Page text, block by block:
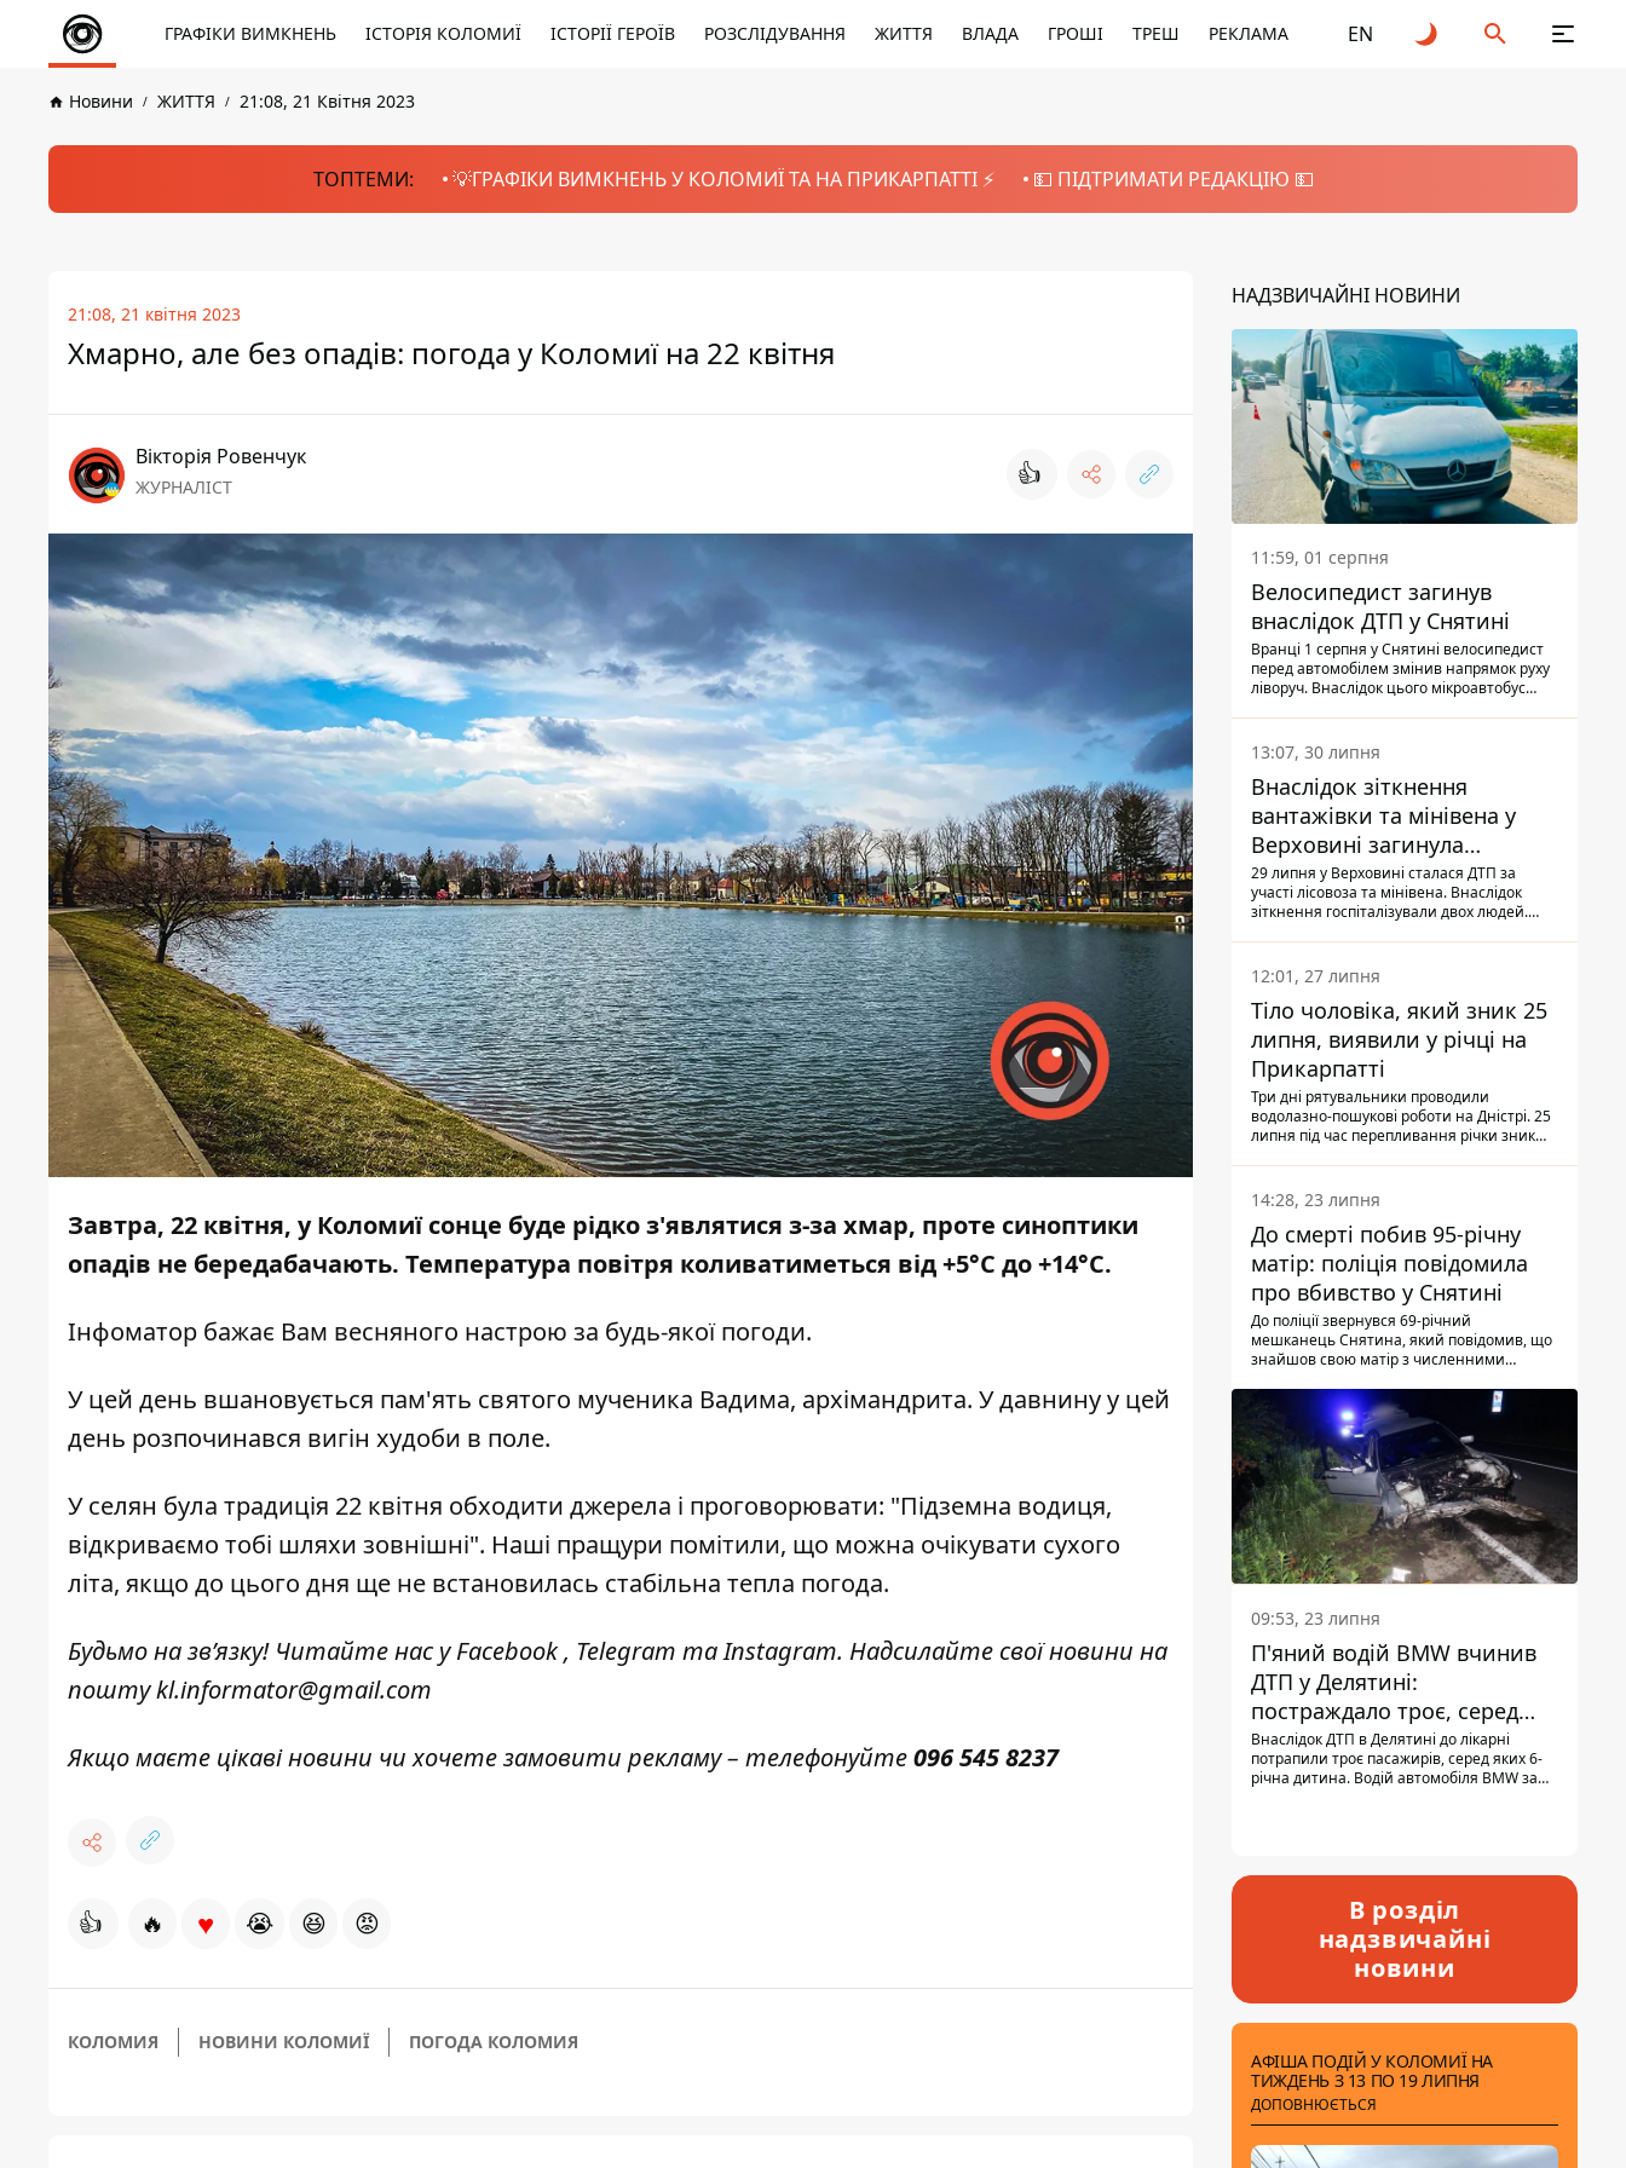
ГРАФІКИ ВИМКНЕНЬ ІСТОРІЯ КОЛОМИЇ ІСТОРІЇ ГЕРОЇВ РОЗСЛІДУВАННЯ ЖИТТЯ ВЛАДА ГРОШІ ТРЕШ РЕКЛАМА EN
Новини ЖИТТЯ 21:08, 21 Квітня 2023
ТОПТЕМИ: 💡ГРАФІКИ ВИМКНЕНЬ У КОЛОМИЇ ТА НА ПРИКАРПАТТІ ⚡️ 💵 ПІДТРИМАТИ РЕДАКЦІЮ 💵
21:08, 21 квітня 2023
Хмарно, але без опадів: погода у Коломиї на 22 квітня
Вікторія Ровенчук
ЖУРНАЛІСТ 👍
Завтра, 22 квітня, у Коломиї сонце буде рідко з'являтися з-за хмар, проте синоптики
опадів не бередабачають. Температура повітря коливатиметься від +5°С до +14°С.
Інфоматор бажає Вам весняного настрою за будь-якої погоди.
У цей день вшановується пам'ять святого мученика Вадима, архімандрита. У давнину у цей
день розпочинався вигін худоби в поле.
У селян була традиція 22 квітня обходити джерела і проговорювати: "Підземна водиця,
відкриваємо тобі шляхи зовнішні". Наші пращури помітили, що можна очікувати сухого
літа, якщо до цього дня ще не встановилась стабільна тепла погода.
Будьмо на зв’язку! Читайте нас уFacebook, Telegram таInstagram. Надсилайте свої новини на
поштуkl.informator@gmail.com
Якщо маєте цікаві новини чи хочете замовити рекламу – телефонуйте096 545 8237
👍 🔥 ♥ 😭 😆 😡
КОЛОМИЯ НОВИНИ КОЛОМИЇ ПОГОДА КОЛОМИЯ
НАДЗВИЧАЙНІ НОВИНИ
11:59, 01 серпня
Велосипедист загинув
внаслідок ДТП у Снятині
Вранці 1 серпня у Снятині велосипедист
перед автомобілем змінив напрямок руху
ліворуч. Внаслідок цього мікроавтобус
13:07, 30 липня
Внаслідок зіткнення
вантажівки та мінівена у
Верховині загинула
пасажирка, водійка - у
лікарні
29 липня у Верховині сталася ДТП за
участі лісовоза та мінівена. Внаслідок
зіткнення госпіталізували двох людей.
Також травми отримала водійка
автомобіля.
12:01, 27 липня
Тіло чоловіка, який зник 25
липня, виявили у річці на
Прикарпатті
Три дні рятувальники проводили
водолазно-пошукові роботи на Дністрі. 25
липня під час перепливання річки зник
виявили тіло.
14:28, 23 липня
До смерті побив 95-річну
матір: поліція повідомила
про вбивство у Снятині
До поліції звернувся 69-річний
мешканець Снятина, який повідомив, що
знайшов свою матір з численними
з'ясували правоохоронці, ці травми жінці
наніс її син.
09:53, 23 липня
П'яний водій BMW вчинив
ДТП у Делятині:
постраждало троє, серед
них - дитина
Внаслідок ДТП в Делятині до лікарні
потрапили троє пасажирів, серед яких 6-
річна дитина. Водій автомобіля BMW за
В розділ
надзвичайні
новини
АФІША ПОДІЙ У КОЛОМИЇ НА
ТИЖДЕНЬ З 13 ПО 19 ЛИПНЯ
ДОПОВНЮЄТЬСЯ